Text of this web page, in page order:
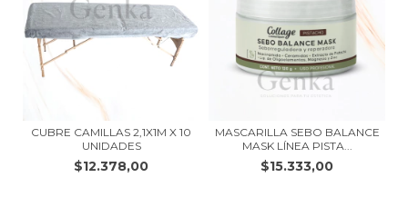
CUBRE CAMILLAS 2,1X1M X 10
UNIDADES
$12.378,00
MASCARILLA SEBO BALANCE
MASK LÍNEA PISTA...
$15.333,00